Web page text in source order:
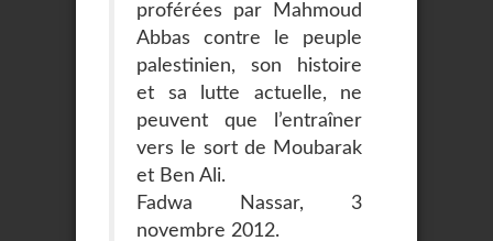
proférées par Mahmoud
Abbas contre le peuple
palestinien, son histoire
et sa lutte actuelle, ne
peuvent que l’entraîner
vers le sort de Moubarak
et Ben Ali.
Fadwa Nassar, 3
novembre 2012.